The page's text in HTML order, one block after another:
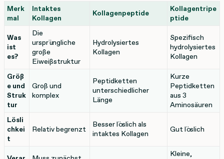
Merk
mal
Intaktes
Kollagen
Kollagenpeptide
Kollagentripe
ptide
Was
ist
es?
Die
ursprüngliche
große
Eiweißstruktur
Hydrolysiertes
Kollagen
Spezifisch
hydrolysiertes
Kollagen
Größ
e und
Struk
tur
Groß und
komplex
Peptidketten
unterschiedlicher
Länge
Kurze
Peptidketten
aus 3
Aminosäuren
Lösli
chkei
t
Relativ begrenzt
Besser löslich als
intaktes Kollagen
Gut löslich
Kleine,